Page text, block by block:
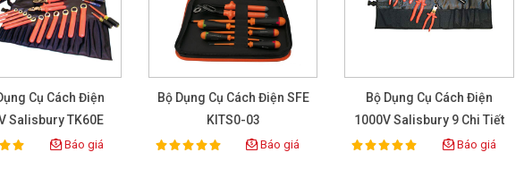
Cụ Cách Điện
Salisbury TK60E
Có Cờ Lê Cân Lực
Báo giá
Bộ Dụng Cụ Cách Điện SFE
KITS0-03
Rating:
100% Báo giá
Bộ Dụng Cụ Cách Điện
1000V Salisbury 9 Chi Tiết
Rating:
100% Báo giá